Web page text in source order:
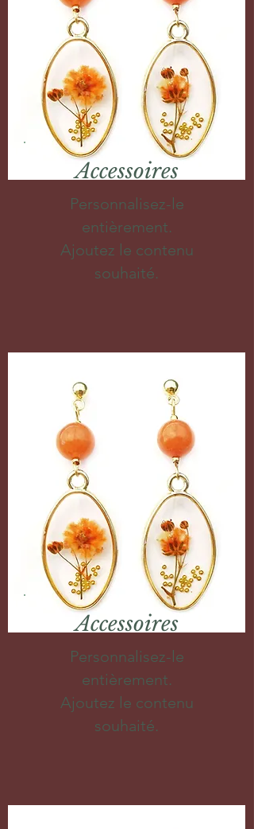
Accessoires
Personnalisez-le
entièrement.
Ajoutez le contenu
souhaité.
Accessoires
Personnalisez-le
entièrement.
Ajoutez le contenu
souhaité.